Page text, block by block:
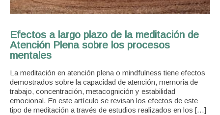
Efectos a largo plazo de la meditación de
Atención Plena sobre los procesos
mentales
La meditación en atención plena o mindfulness tiene efectos
demostrados sobre la capacidad de atención, memoria de
trabajo, concentración, metacognición y estabilidad
emocional. En este artículo se revisan los efectos de este
tipo de meditación a través de estudios realizados en los […]